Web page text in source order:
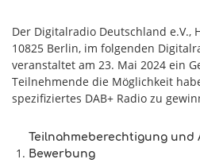
Der Digitalradio Deutschland e.V.,
10825 Berlin, im folgenden
veranstaltet am 23. Mai 2024 ein
Teilnehmende die Möglichkeit
spezifiziertes DAB+ Radio zu
Teilnahmeberechtigung und
Bewerbung